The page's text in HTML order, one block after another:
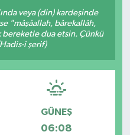
veya (din) kardeşinde
"mâşâallah, bârekallâh,
dua etsin. Çünkü
i şerif)
GÜNEŞ
06:08